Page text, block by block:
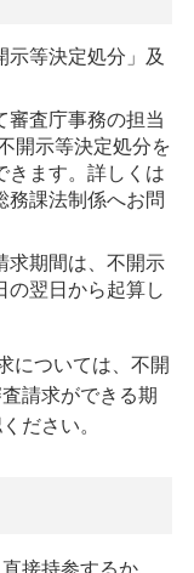
示等決定処分」及
審査庁事務の担当
開示等決定処分を
きます。詳しくは
務課法制係へお問
求期間は、不開示
の翌日から起算し
については、不開
請求ができる期
ださい。
接持参するか、